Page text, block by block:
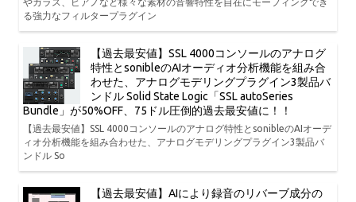
る強力なフィルタープラグイン
【過去最安値】SSL 4000コンソールのアナログ
特性とsonibleのAIオーディオ分析機能を組み合
わせた、アナログモデリングプラグイン3製品バ
ンドル Solid State Logic「SSL autoSeries
Bundle」が50%OFF、75ドル圧倒的過去最安値に！！
【過去最安値】SSL 4000コンソールのアナログ特性とsonibleのAIオーデ
ィオ分析機能を組み合わせた、アナログモデリングプラグイン3製品バ
ンドル So
【過去最安値】AIにより録音のリバーブ成分の